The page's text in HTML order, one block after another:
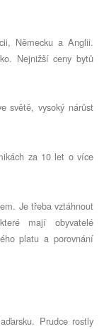
Německu a Anglii.
Nejnižší ceny bytů
světě, vysoký nárůst
za 10 let o více
Je třeba vztáhnout
mají obyvatelé
platu a porovnání
Prudce rostly